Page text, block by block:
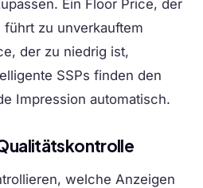
Ein Floor Price, der
zu unverkauftem
der zu niedrig ist,
SSPs finden den
Impression automatisch.
welche Anzeigen